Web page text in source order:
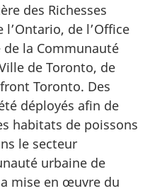
des Richesses
de l’Office
la Communauté
de Toronto, de
Toronto. Des
déployés afin de
habitats de poissons
le secteur
urbaine de
mise en œuvre du